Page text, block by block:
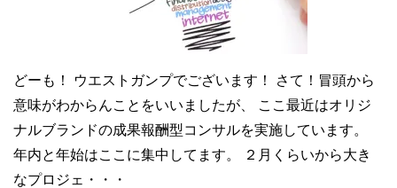
どーも！ ウエストガンプでございます！ さて！冒頭から
意味がわからんことをいいましたが、 ここ最近はオリジ
ナルブランドの成果報酬型コンサルを実施しています。
年内と年始はここに集中してます。 ２月くらいから大き
なプロジェ・・・